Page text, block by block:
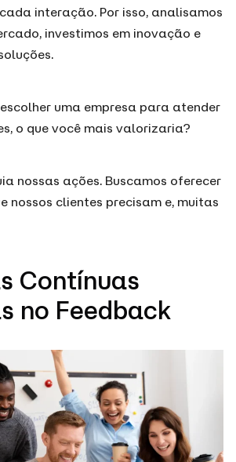
interação. Por isso, analisamos
investimos em inovação e
uma empresa para atender
o que você mais valorizaria?
nossas ações. Buscamos oferecer
nossos clientes precisam e, muitas
Contínuas
no Feedback